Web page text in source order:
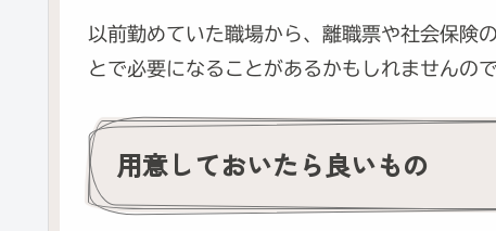
以前勤めていた職場から、離職票や社会保険
とで必要になることがあるかもしれませんの
用意しておいたら良いもの